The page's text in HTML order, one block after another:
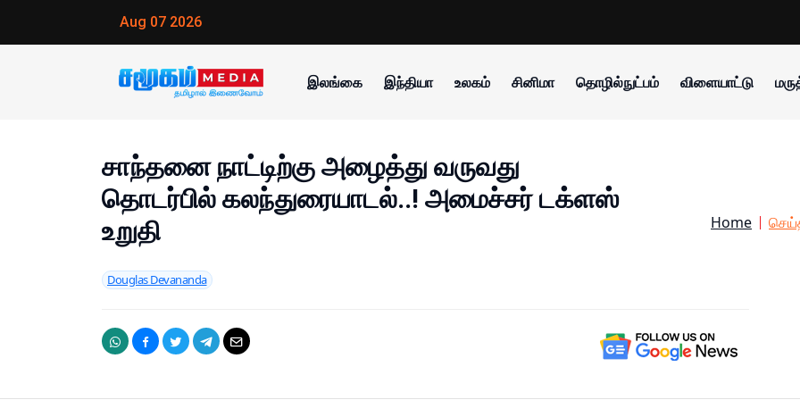
Aug 07 2026
இலங்கை இந்தியா உலகம் சினிமா தொழில்நுட்பம் விளையாட்டு
சாந்தனை நாட்டிற்கு அழைத்து வருவது
தொடர்பில் கலந்துரையாடல்..! அமைச்சர் டக்ளஸ்
உறுதி
Douglas Devananda
Home